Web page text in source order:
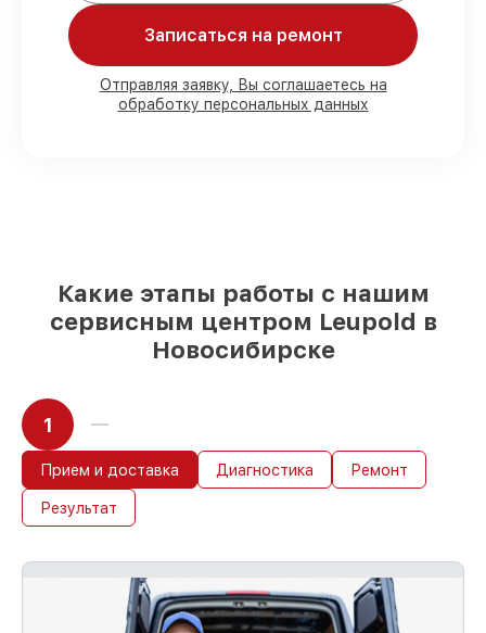
80%
присутствии
деталей Leupold готовы к установке
в Новосибирске, остальные
доставляются быстро
Записаться на ремонт
Отправляя заявку, Вы соглашаетесь на
обработку персональных данных
Какие этапы работы с нашим
сервисным центром Leupold в
Новосибирске
1
Прием и доставка Диагностика Ремонт
Результат